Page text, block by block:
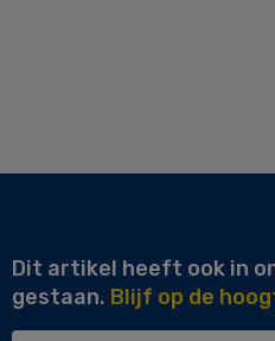
Dit artikel heeft ook in
gestaan. Blijf op de
Uw